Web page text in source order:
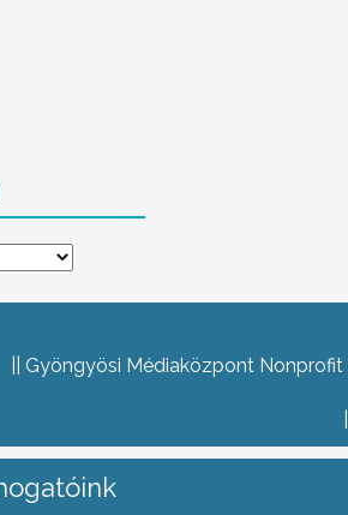
Gyöngyösi Médiaközpont Nonprofit